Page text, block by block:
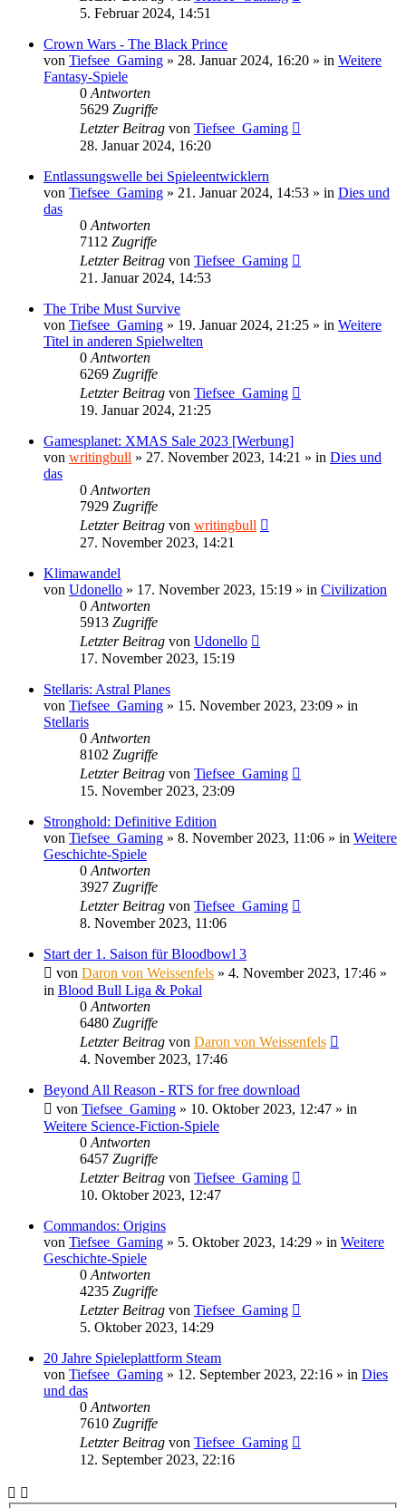
5. Februar 2024, 14:51
Crown Wars - The Black Prince
von Tiefsee_Gaming » 28. Januar 2024, 16:20 » in Weitere
Fantasy-Spiele
0 Antworten
5629 Zugriffe
Letzter Beitrag von Tiefsee_Gaming
28. Januar 2024, 16:20
Entlassungswelle bei Spieleentwicklern
von Tiefsee_Gaming » 21. Januar 2024, 14:53 » in Dies und
das
0 Antworten
7112 Zugriffe
Letzter Beitrag von Tiefsee_Gaming
21. Januar 2024, 14:53
The Tribe Must Survive
von Tiefsee_Gaming » 19. Januar 2024, 21:25 » in Weitere
Titel in anderen Spielwelten
0 Antworten
6269 Zugriffe
Letzter Beitrag von Tiefsee_Gaming
19. Januar 2024, 21:25
Gamesplanet: XMAS Sale 2023 [Werbung]
von writingbull » 27. November 2023, 14:21 » in Dies und
das
0 Antworten
7929 Zugriffe
Letzter Beitrag von writingbull
27. November 2023, 14:21
Klimawandel
von Udonello » 17. November 2023, 15:19 » in Civilization
0 Antworten
5913 Zugriffe
Letzter Beitrag von Udonello
17. November 2023, 15:19
Stellaris: Astral Planes
von Tiefsee_Gaming » 15. November 2023, 23:09 » in
Stellaris
0 Antworten
8102 Zugriffe
Letzter Beitrag von Tiefsee_Gaming
15. November 2023, 23:09
Stronghold: Definitive Edition
von Tiefsee_Gaming » 8. November 2023, 11:06 » in Weitere
Geschichte-Spiele
0 Antworten
3927 Zugriffe
Letzter Beitrag von Tiefsee_Gaming
8. November 2023, 11:06
Start der 1. Saison für Bloodbowl 3
von Daron von Weissenfels » 4. November 2023, 17:46 »
in Blood Bull Liga & Pokal
0 Antworten
6480 Zugriffe
Letzter Beitrag von Daron von Weissenfels
4. November 2023, 17:46
Beyond All Reason - RTS for free download
von Tiefsee_Gaming » 10. Oktober 2023, 12:47 » in
Weitere Science-Fiction-Spiele
0 Antworten
6457 Zugriffe
Letzter Beitrag von Tiefsee_Gaming
10. Oktober 2023, 12:47
Commandos: Origins
von Tiefsee_Gaming » 5. Oktober 2023, 14:29 » in Weitere
Geschichte-Spiele
0 Antworten
4235 Zugriffe
Letzter Beitrag von Tiefsee_Gaming
5. Oktober 2023, 14:29
20 Jahre Spieleplattform Steam
von Tiefsee_Gaming » 12. September 2023, 22:16 » in Dies
und das
0 Antworten
7610 Zugriffe
Letzter Beitrag von Tiefsee_Gaming
12. September 2023, 22:16